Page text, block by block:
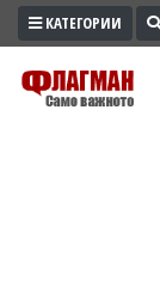
ПРОМО
ЗОНА
КАТЕГОРИИ